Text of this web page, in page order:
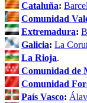
Cataluña:
Comunidad
Extremadura:
Galicia: La
La Rioja.
Comunidad de
Comunidad
País Vasco: